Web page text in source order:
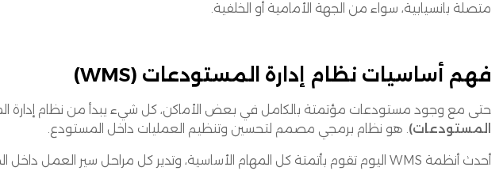
متصلة بانسيابية، سواء من الجهة الأمامية أو الخلفية.
فهم أساسيات نظام إدارة المستودعات (WMS)
حتى مع وجود مستودعات مؤتمتة بالكامل في بعض الأماكن، كل شيء يبدأ من نظام إدارة
المستودعات). هو نظام برمجي مصمم لتحسين وتنظيم العمليات داخل المستودع.
أحدث أنظمة WMS اليوم تقوم بأتمتة كل المهام الأساسية، وتدير كل مراحل سير العمل داخل المستودع. من